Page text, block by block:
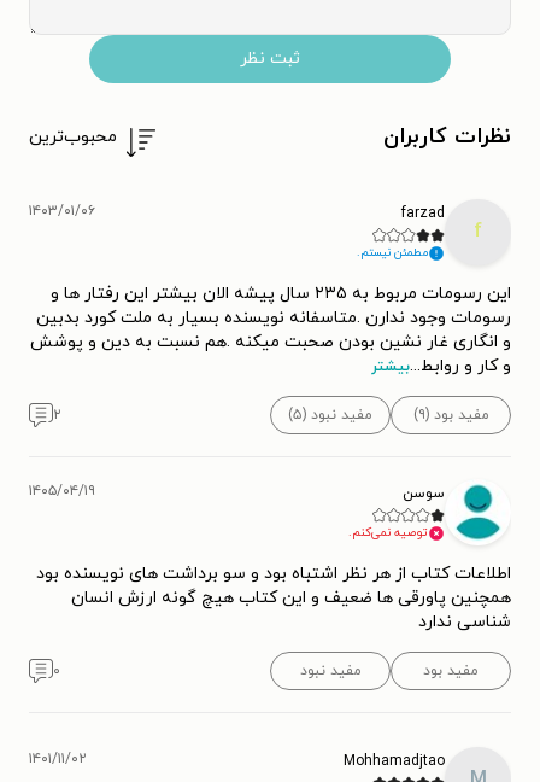
ثبت نظر
نظرات کاربران محبوب‌ترین
f
farzad
مطمئن نیستم.
۱۴۰۳/۰۱/۰۶
این رسومات مربوط به ۲۳۵ سال پیشه الان بیشتر این رفتار ها و
رسومات وجود ندارن .متاسفانه نویسنده بسیار به ملت کورد بدبین
و انگاری غار نشین بودن صحبت میکنه .هم نسبت به دین و پوشش
و کار و روابط...بیشتر
مفید بود (۹) مفید نبود (۵) ۲
سوسن
توصیه نمی‌کنم.
۱۴۰۵/۰۴/۱۹
اطلاعات کتاب از هر نظر اشتباه بود و سو برداشت های نویسنده بود
همچنین پاورقی ها ضعیف و این کتاب هیچ گونه ارزش انسان
شناسی ندارد
مفید بود مفید نبود ۰
Mohhamadjtao ۱۴۰۱/۱۱/۰۲